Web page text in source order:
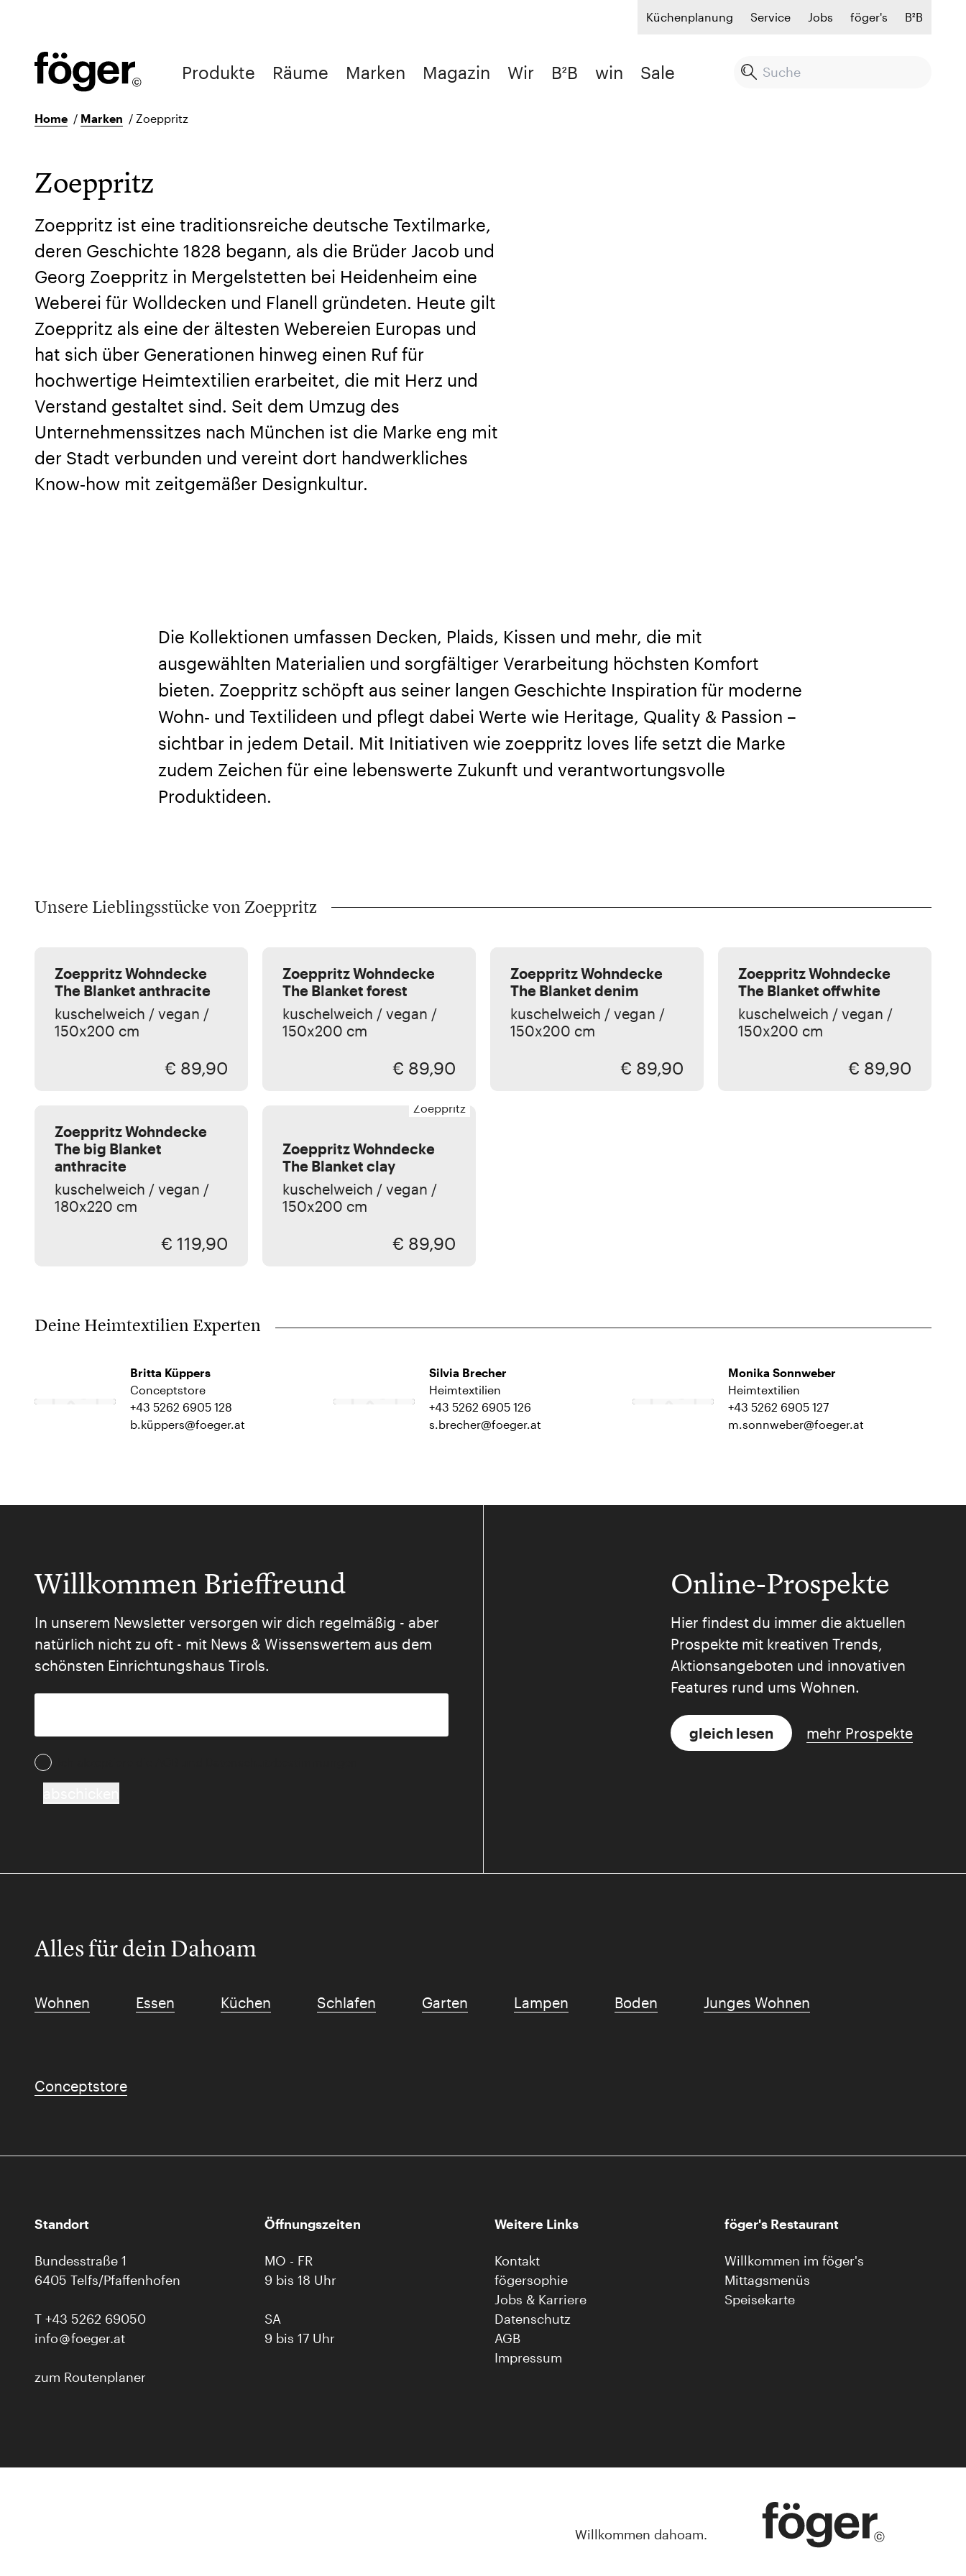
Küchenplanung Service Jobs föger's B²B
Produkte Räume Marken Magazin Wir B²B win Sale
Home / Marken / Zoeppritz
Zoeppritz
Zoeppritz ist eine traditionsreiche deutsche Textilmarke,
deren Geschichte 1828 begann, als die Brüder Jacob und
Georg Zoeppritz in Mergelstetten bei Heidenheim eine
Weberei für Wolldecken und Flanell gründeten. Heute gilt
Zoeppritz als eine der ältesten Webereien Europas und
hat sich über Generationen hinweg einen Ruf für
hochwertige Heimtextilien erarbeitet, die mit Herz und
Verstand gestaltet sind. Seit dem Umzug des
Unternehmenssitzes nach München ist die Marke eng mit
der Stadt verbunden und vereint dort handwerkliches
Know‑how mit zeitgemäßer Designkultur.
Die Kollektionen umfassen Decken, Plaids, Kissen und mehr, die mit
ausgewählten Materialien und sorgfältiger Verarbeitung höchsten Komfort
bieten. Zoeppritz schöpft aus seiner langen Geschichte Inspiration für moderne
Wohn‑ und Textilideen und pflegt dabei Werte wie Heritage, Quality & Passion –
sichtbar in jedem Detail. Mit Initiativen wie zoeppritz loves life setzt die Marke
zudem Zeichen für eine lebenswerte Zukunft und verantwortungsvolle
Produktideen.
Unsere Lieblingsstücke von Zoeppritz
Zoeppritz Wohndecke
The Blanket anthracite
kuschelweich / vegan /
150x200 cm
€ 89,90
Zoeppritz Wohndecke
The Blanket forest
kuschelweich / vegan /
150x200 cm
€ 89,90
Zoeppritz Wohndecke
The Blanket denim
kuschelweich / vegan /
150x200 cm
€ 89,90
Zoeppritz Wohndecke
The Blanket offwhite
kuschelweich / vegan /
150x200 cm
€ 89,90
Zoeppritz Wohndecke
The big Blanket
anthracite
kuschelweich / vegan /
180x220 cm
€ 119,90
Zoeppritz
Zoeppritz Wohndecke
The Blanket clay
kuschelweich / vegan /
150x200 cm
€ 89,90
Deine Heimtextilien Experten
Britta Küppers
Conceptstore
+43 5262 6905 128
b.küppers@foeger.at
Silvia Brecher
Heimtextilien
+43 5262 6905 126
s.brecher@foeger.at
Monika Sonnweber
Heimtextilien
+43 5262 6905 127
m.sonnweber@foeger.at
Willkommen Brieffreund
In unserem Newsletter versorgen wir dich regelmäßig - aber
natürlich nicht zu oft - mit News & Wissenswertem aus dem
schönsten Einrichtungshaus Tirols.
Online-Prospekte
Hier findest du immer die aktuellen
Prospekte mit kreativen Trends,
Aktionsangeboten und innovativen
Features rund ums Wohnen.
gleich lesen mehr Prospekte
Alles für dein Dahoam
Wohnen Essen Küchen Schlafen Garten Lampen Boden Junges Wohnen
Conceptstore
Standort
Bundesstraße 1
6405 Telfs/Pfaffenhofen
T +43 5262 69050
info
foeger.at
zum Routenplaner
Öffnungszeiten
MO - FR
9 bis 18 Uhr
SA
9 bis 17 Uhr
Weitere Links
Kontakt
fögersophie
Jobs & Karriere
Datenschutz
AGB
Impressum
föger's Restaurant
Willkommen im föger's
Mittagsmenüs
Speisekarte
Willkommen dahoam.